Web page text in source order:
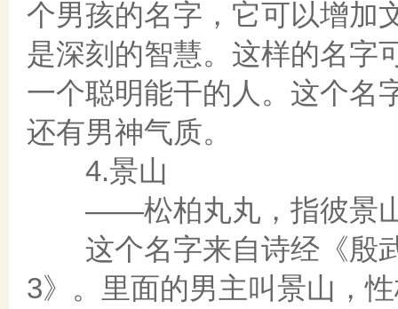
个男孩的名字，它可以增加
是深刻的智慧。这样的名字
一个聪明能干的人。这个名
还有男神气质。
4.景山
——松柏丸丸，指彼景
这个名字来自诗经《殷武
3》。里面的男主叫景山，